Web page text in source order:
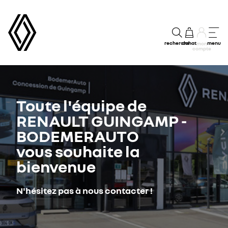
rechercheachatmon
compte
menu
Toute l'équipe de
RENAULT GUINGAMP -
BODEMERAUTO
vous souhaite la
bienvenue
N'hésitez pas à nous contacter !